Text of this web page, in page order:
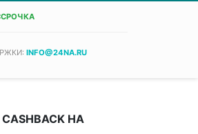
INFO@24NA.RU
НА